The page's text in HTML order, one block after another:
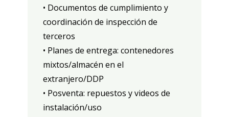
• Documentos de cumplimiento y
coordinación de inspección de
terceros
• Planes de entrega: contenedores
mixtos/almacén en el
extranjero/DDP
• Posventa: repuestos y videos de
instalación/uso